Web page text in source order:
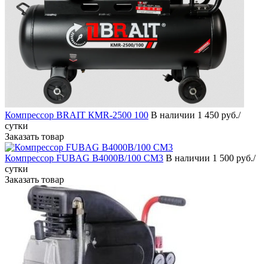
Компрессор BRAIT КМR-2500 100 В наличии 1 450 руб./
сутки
Заказать товар
Компрессор FUBAG B4000B/100 CM3 В наличии 1 500 руб./
сутки
Заказать товар